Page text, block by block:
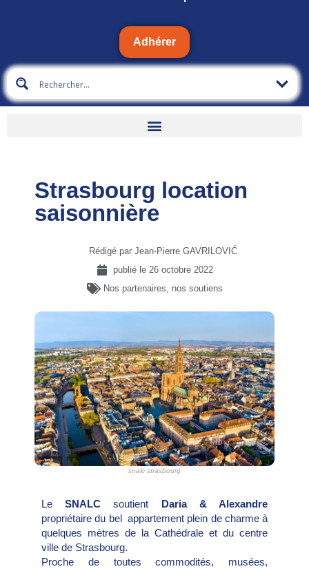
Adhérer
Strasbourg location
saisonnière
Rédigé par Jean-Pierre GAVRILOVIĆ
publié le 26 octobre 2022
Nos partenaires, nos soutiens
snalc strasbourg
LeSNALC soutient Daria & Alexandre
propriétaire du bel appartement plein de charme à
quelques mètres de la Cathédrale et du centre
ville de Strasbourg.
Proche de toutes commodités, musées,